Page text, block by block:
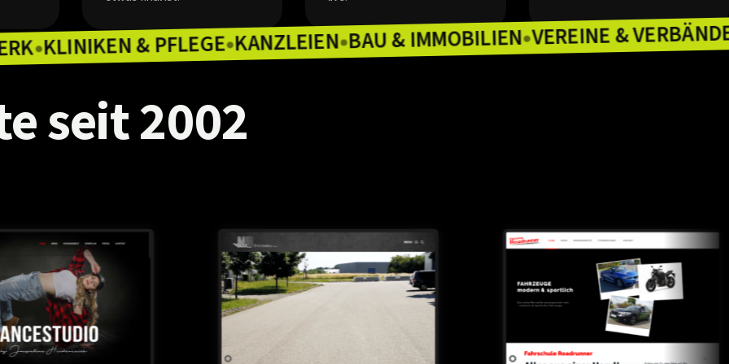
HANDWERK●KLINIKEN & PFLEGE●KANZLEIEN●BAU & IMMOBILIEN ●VEREINE &
seit2002